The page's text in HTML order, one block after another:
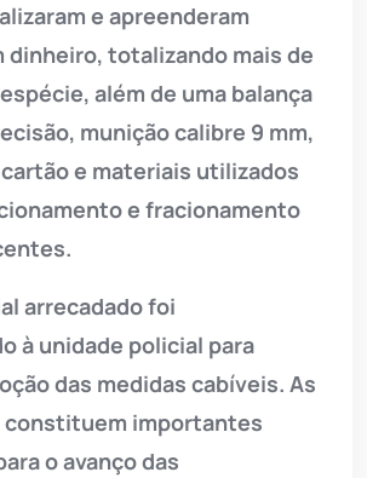
e apreenderam
dinheiro, totalizando mais de
além de uma balança
munição calibre 9 mm,
e materiais utilizados
e fracionamento
arrecadado foi
à unidade policial para
das medidas cabíveis. As
constituem importantes
o avanço das